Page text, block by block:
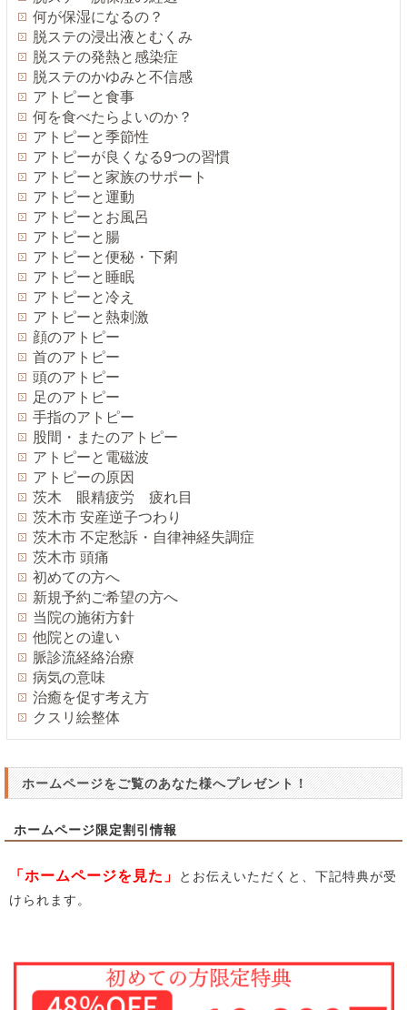
何が保湿になるの？
脱ステの浸出液とむくみ
脱ステの発熱と感染症
脱ステのかゆみと不信感
アトピーと食事
何を食べたらよいのか？
アトピーと季節性
アトピーが良くなる9つの習慣
アトピーと家族のサポート
アトピーと運動
アトピーとお風呂
アトピーと腸
アトピーと便秘・下痢
アトピーと睡眠
アトピーと冷え
アトピーと熱刺激
顔のアトピー
首のアトピー
頭のアトピー
足のアトピー
手指のアトピー
股間・またのアトピー
アトピーと電磁波
アトピーの原因
茨木 眼精疲労 疲れ目
茨木市 安産逆子つわり
茨木市 不定愁訴・自律神経失調症
茨木市 頭痛
初めての方へ
新規予約ご希望の方へ
当院の施術方針
他院との違い
脈診流経絡治療
病気の意味
治癒を促す考え方
クスリ絵整体
ホームページをご覧のあなた様へプレゼント！
ホームページ限定割引情報
「ホームページを見た」
とお伝えいただくと、下記特典が受
けられます。